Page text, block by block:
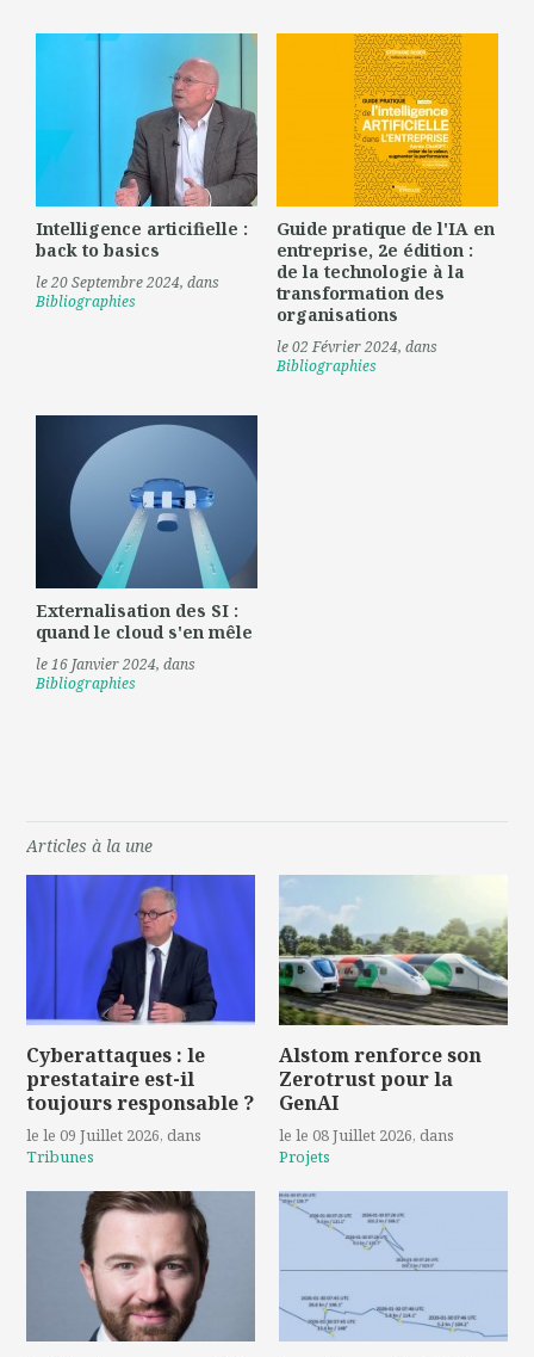
Intelligence articifielle :
back to basics
le 20 Septembre 2024, dans
Bibliographies
Guide pratique de l'IA en
entreprise, 2e édition :
de la technologie à la
transformation des
organisations
le 02 Février 2024, dans
Bibliographies
Externalisation des SI :
quand le cloud s'en mêle
le 16 Janvier 2024, dans
Bibliographies
Articles à la une
Cyberattaques : le
prestataire est-il
toujours responsable ?
le le 09 Juillet 2026, dans
Tribunes
Alstom renforce son
Zerotrust pour la
GenAI
le le 08 Juillet 2026, dans
Projets